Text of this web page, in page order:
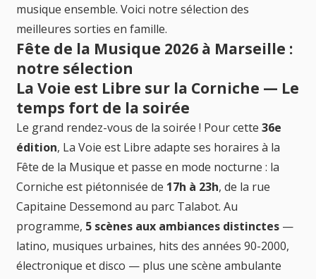
musique ensemble. Voici notre sélection des
meilleures sorties en famille.
Fête de la Musique 2026 à Marseille :
notre sélection
La Voie est Libre sur la Corniche — Le
temps fort de la soirée
Le grand rendez-vous de la soirée ! Pour cette 36e
édition, La Voie est Libre adapte ses horaires à la
Fête de la Musique et passe en mode nocturne : la
Corniche est piétonnisée de 17h à 23h, de la rue
Capitaine Dessemond au parc Talabot. Au
programme, 5 scènes aux ambiances distinctes —
latino, musiques urbaines, hits des années 90-2000,
électronique et disco — plus une scène ambulante